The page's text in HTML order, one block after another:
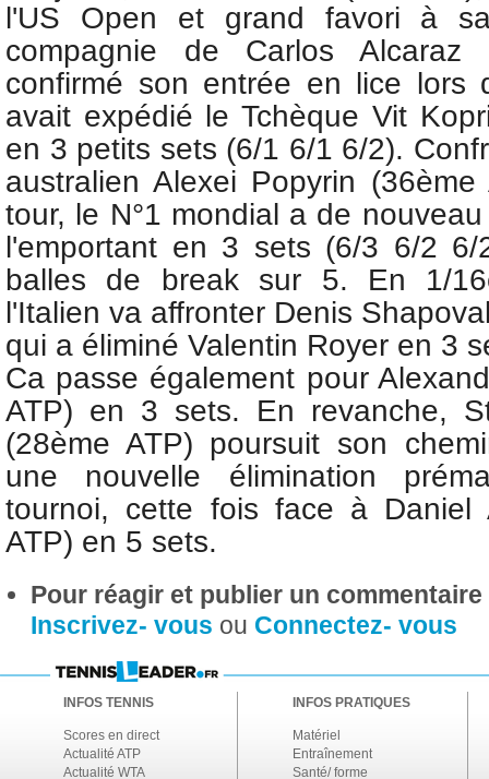
l'US Open et grand favori à
compagnie de Carlos Alcaraz
confirmé son entrée en lice lors
avait expédié le Tchèque Vit
en 3 petits sets (6/1 6/1 6/2).
australien Alexei Popyrin
tour, le N°1 mondial a de
l'emportant en 3 sets (6/3 6/2
balles de break sur 5. En 1/
l'Italien va affronter Denis
qui a éliminé Valentin Royer en 3
Ca passe également pour
ATP) en 3 sets. En revanche,
(28ème ATP) poursuit son
une nouvelle élimination
tournoi, cette fois face à Daniel
ATP) en 5 sets.
Pour réagir et publier un
Inscrivez- vous ou Connectez- vous
INFOS TENNIS
Scores en direct
Actualité ATP
Actualité WTA
INFOS PRATIQUES
Matériel
Entraînement
Santé/ forme